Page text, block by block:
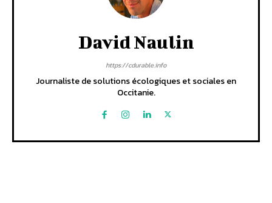
David Naulin
https://cdurable.info
Journaliste de solutions écologiques et sociales en
Occitanie.